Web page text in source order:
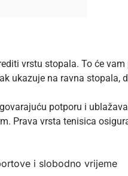
vrstu stopala. To će
ukazuje na ravna stopala,
potporu i
Prava vrsta tenisica
i slobodno vrijeme